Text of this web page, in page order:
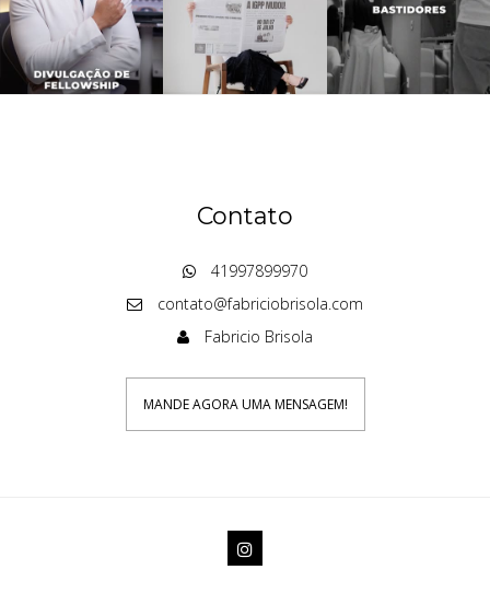
Contato
41997899970
contato@fabriciobrisola.com
Fabricio Brisola
MANDE AGORA UMA MENSAGEM!